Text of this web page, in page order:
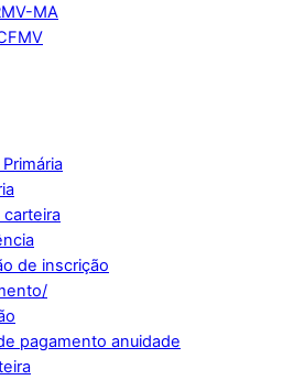
MA
carteira
de inscrição
pagamento anuidade